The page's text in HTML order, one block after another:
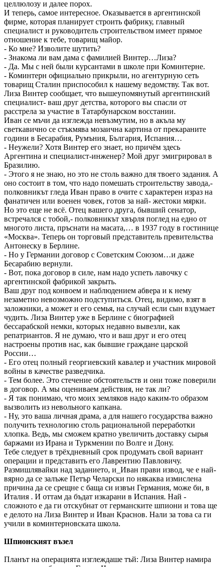
целлюлозу и далее порох.
И теперь, самое интересное. Оказывается в аргентинской
фирме, которая планирует строить фабрику, главный
специалист и руководитель строительством имеет прямое
отношение к тебе, товарищ майор.
- Ко мне? Изволите шутить?
- Знакома ли вам дама с фамилией Винтер…Лиза?
- Да. Мы с ней были курсантами в школе при Коминтерне.
- Коминтерн официально прикрыли, но агентурную сеть
товарищ Сталин приспособил к нашему ведомству. Так вот.
Лиза Винтер сообщает, что вышеупомянутый аргентинский
специалист- ваш друг детства, которого вы спасли от
расстрела за участие в Татарбунарском восстании.
Иван се мъчи да изглежда невъзмутим, но в акъла му
светкавично се стъкмява мозаична картина от прекараните
години в Бесарабия, Румъния, България, Испания…
- Неужели? Хотя Винтер его знает, но причём здесь
Аргентина и специалист-инженер? Мой друг эмигрировал в
Бразилию.
- Этого я не знаю, но это не столь важно для твоего задания. А
оно состоит в том, что надо помешать строительству завода,-
полковникът гледа Иван право в очите с характерен израз на
фанатичен или военен човек, готов за най- жестоки мярки.
Но это еще не всё. Отец вашего друга, бывший сенатор,
встречался с тобой,- полковникът хвърля поглед на едно от
многото листа, пръснати на масата,… в 1937 году в гостинице
«Москва». Теперь он торговый представитель превительства
Антонеску в Берлине.
- Но у Германии договор с Советским Союзом…и даже
Бесарабию вернули.
- Вот, пока договор в силе, нам надо успеть лавочку с
аргентинской фабрикой закрыть.
Ваш друг под конвоем и наблюдением абвера и к нему
незаметно невозможно подступиться. Отец, видимо, взят в
заложники, а может и его семья, на случай если сын вздумает
чудить. Лиза Винтер уже в Берлине с биографией
бессарабской немки, которых недавно вывезли, как
репатриантов. Я не думаю, что и ваш друг и его отец
настроены против нас, как бывшие граждане царской
России…
- Его отец полный георгиевский кавалер и участник мировой
войны в качестве разведчика.
- Тем более. Это стечение обстоятельств и они тоже поверили
в договор. А мы оцениваем действия, не так ли?
- Я так понимаю, что моих земляков надо каким-то образом
вызволить из невольного капкана.
- Ну, это ваша личная драма, а для нашего государства важно
получить технологию столь рациональной переработки
хлопка. Ведь, мы сможем кратно увеличить доставку сырья
баржами из Ирана и Туркмении по Волге и Дону.
Тебе следует в трёхдневный срок продумать свой вариант
операции и представить его Лаврентию Павловичу.
Размишлявайки над заданието, и_Иван прави извод, че е най-
вярно да се залъже Петър Челарски по някаква измислена
причина да се срещне с баща си извън Германия, може би, в
Италия . И оттам да бъдат изкарани в Испания. Най -
сложното е да ги отскубнат от германските шпиони и това ще
е делото на Лиза Винтер и Иван Краснов. Нали за това са ги
учили в коминтерновската школа.
Шпионският възел
Планът на операцията изглеждаше тъй: Лиза Винтер намира